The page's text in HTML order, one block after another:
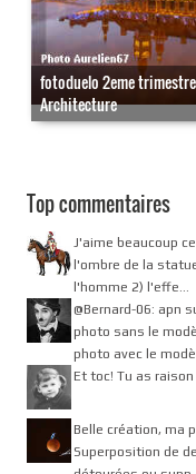
fotoduelo 2eme
Architecture
Top commentaires
J'aime beaucoup
l'ombre de la
l'homme 2) l'effe...
@Bernard-06: apn
photo sans le
photo avec le
Et toc! Tu as raison
Belle création, ma
Superposition de